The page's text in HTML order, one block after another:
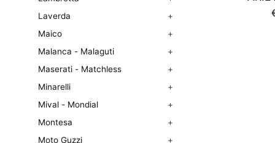
Laverda
+
Maico
+
Malanca - Malaguti
+
Maserati - Matchless
+
Minarelli
+
Mival - Mondial
+
Montesa
+
Moto Guzzi
+